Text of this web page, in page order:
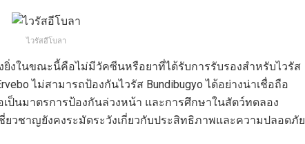
ไวรัสอีโบลา
ยิ่งในขณะนี้คือไม่มีวัคซีนหรือยาที่ได้รับการรับรองสำหรับไวรัส
ไม่สามารถป้องกันไวรัส Bundibugyo ได้อย่างน่าเชื่อถือ
เป็นมาตรการป้องกันล่วงหน้า และการศึกษาในสัตว์ทดลอง
ยวชาญยังคงระมัดระวังเกี่ยวกับประสิทธิภาพและความปลอดภัย